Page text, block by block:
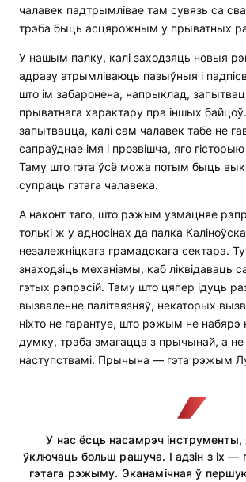
чалавек падтрымлівае там сувязь са
трэба быць асцярожным у прыватных
У нашым палку, калі заходзяць новыя
адразу атрымліваюць пазыўныя і
што ім забаронена, напрыклад,
прыватнага характару пра іншых
запытвацца, калі сам чалавек табе не
сапраўднае імя і прозвішча, яго
Таму што гэта ўсё можа потым быць
супраць гэтага чалавека.
А наконт таго, што рэжым узмацняе
толькі ж у адносінах да палка
незалежніцкага грамадскага сектара.
знаходзіць механізмы, каб ліквідаваць
гэтых рэпрэсій. Таму што цяпер ідуць
вызваленне палітвязняў, некаторых
ніхто не гарантуе, што рэжым не
думку, трэба змагацца з прычынай, а не
наступствамі. Прычына — гэта рэжым
У нас ёсць насамрэч інструменты,
ўключаць больш рашуча. І адзін з іх —
гэтага рэжыму. Эканамічная ў